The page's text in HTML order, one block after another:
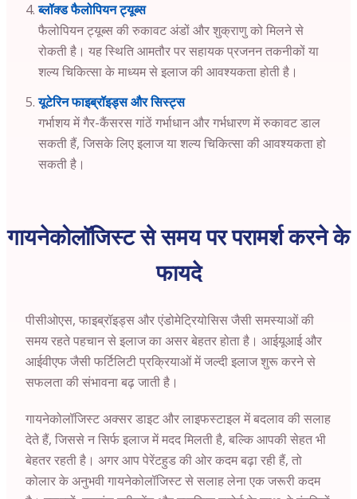
ब्लॉक्ड फैलोपियन ट्यूब्स
फैलोपियन ट्यूब्स की रुकावट अंडों और शुक्राणु को मिलने से
रोकती है। यह स्थिति आमतौर पर सहायक प्रजनन तकनीकों या
शल्य चिकित्सा के माध्यम से इलाज की आवश्यकता होती है।
यूटेरिन फाइब्रॉइड्स और सिस्ट्स
गर्भाशय में गैर-कैंसरस गांठें गर्भाधान और गर्भधारण में रुकावट डाल
सकती हैं, जिसके लिए इलाज या शल्य चिकित्सा की आवश्यकता हो
सकती है।
गायनेकोलॉजिस्ट से समय पर परामर्श करने के
फायदे
पीसीओएस, फाइब्रॉइड्स और एंडोमेट्रियोसिस जैसी समस्याओं की
समय रहते पहचान से इलाज का असर बेहतर होता है। आईयूआई और
आईवीएफ जैसी फर्टिलिटी प्रक्रियाओं में जल्दी इलाज शुरू करने से
सफलता की संभावना बढ़ जाती है।
गायनेकोलॉजिस्ट अक्सर डाइट और लाइफस्टाइल में बदलाव की सलाह
देते हैं, जिससे न सिर्फ इलाज में मदद मिलती है, बल्कि आपकी सेहत भी
बेहतर रहती है। अगर आप पेरेंटहुड की ओर कदम बढ़ा रही हैं, तो
कोलार के अनुभवी गायनेकोलॉजिस्ट से सलाह लेना एक जरूरी कदम